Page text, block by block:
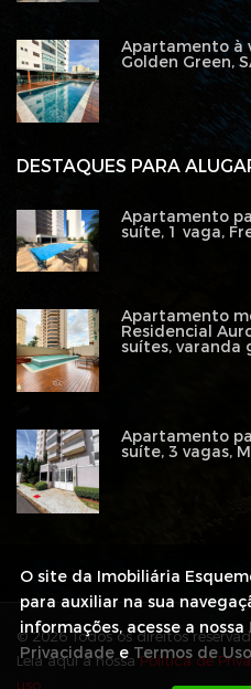
DESTAQUES PARA
Apartamento
suíte, 1 vaga,
Apartamento
Residencial
suítes, varanda
Apartamento
suíte, 3 vagas,
Apartamento à
Golden Green,
© 2026 Todos os direitos
Leia aqui a nossaPolítica de
uso
O site da Imobiliária
para auxiliar na sua
informações, acesse a nossa
PrivacidadeeTermos de Uso